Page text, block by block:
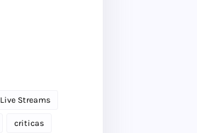
Live Streams
criticas